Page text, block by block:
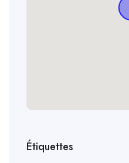
Étiquettes